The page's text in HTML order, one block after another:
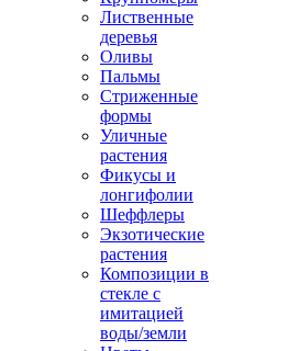
Лиственные
деревья
Оливы
Пальмы
Стриженные
формы
Уличные
растения
Фикусы и
лонгифолии
Шеффлеры
Экзотические
растения
Композиции в
стекле с
имитацией
воды/земли